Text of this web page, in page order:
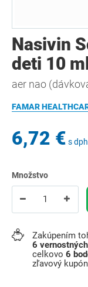
Nasivin
deti 10 ml
aer nao
FAMAR
6,72 € s dph
Množstvo
Zakúpením
6
celkovo 6
zľavový